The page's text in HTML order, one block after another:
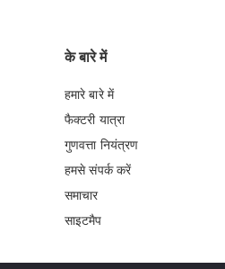
के बारे में
हमारे बारे में
फैक्टरी यात्रा
गुणवत्ता नियंत्रण
हमसे संपर्क करें
समाचार
साइटमैप